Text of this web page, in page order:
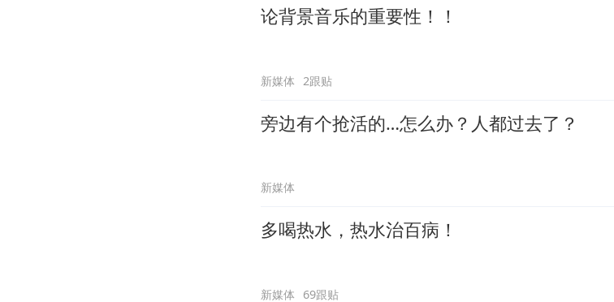
论背景音乐的重要性！！
新媒体 2跟贴
旁边有个抢活的…怎么办？人都过去了？
新媒体
多喝热水，热水治百病！
新媒体 69跟贴